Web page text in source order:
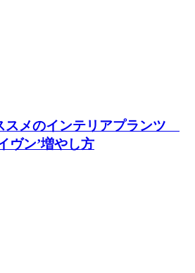
スメのインテリアプランツ
ヴン’増やし方